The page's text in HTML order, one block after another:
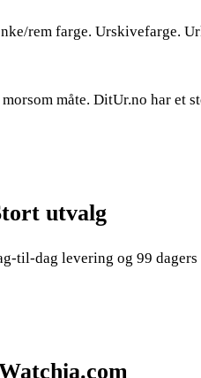
rem farge. Urskivefarge.
måte. DitUr.no har et
utvalg
til-dag levering og 99